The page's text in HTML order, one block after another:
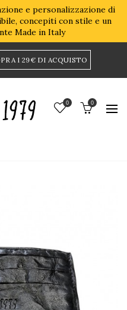
e personalizzazione di
concepiti con stile e un
Made in Italy
I 29€ DI ACQUISTO
0 0